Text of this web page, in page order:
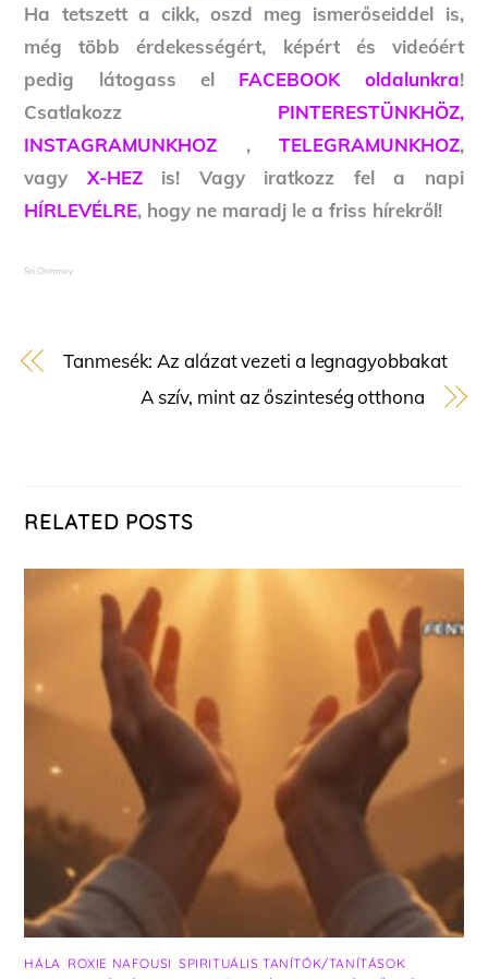
Ha tetszett a cikk, oszd meg ismerőseiddel is,
még több érdekességért, képért és videóért
pedig látogass el FACEBOOK oldalunkra!
Csatlakozz PINTERESTÜNKHÖZ,
INSTAGRAMUNKHOZ , TELEGRAMUNKHOZ,
vagy X-HEZis! Vagy iratkozz fel a napi
HÍRLEVÉLRE, hogy ne maradj le a friss hírekről!
Sri Chinmoy
Tanmesék: Az alázat vezeti a legnagyobbakat
A szív, mint az őszinteség otthona
RELATED POSTS
HÁLA ROXIE NAFOUSI SPIRITUÁLIS TANÍTÓK/TANÍTÁSOK